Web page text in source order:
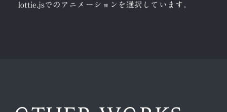
lottie.jsでのアニメーションを選択しています。